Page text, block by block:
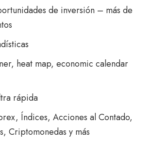
de inversión – más de
heat map, economic calendar
rápida
Índices, Acciones al Contado,
Criptomonedas y más